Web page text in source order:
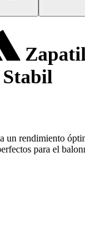
un rendimiento
para el